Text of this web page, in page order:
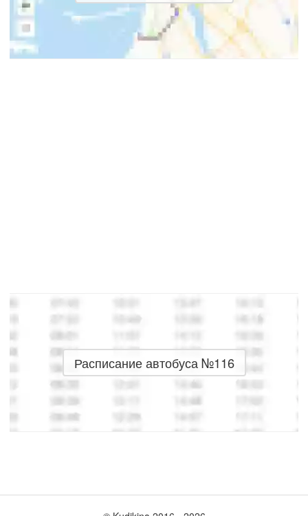
Расписание автобуса №116